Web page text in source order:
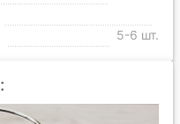
5-6 шт.
: